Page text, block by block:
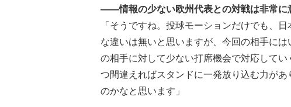
――情報の少ない欧州代表との対戦は非常に
「そうですね。投球モーションだけでも、
な違いは無いと思いますが、今回の相手に
の相手に対して少ない打席機会で対応して
つ間違えればスタンドに一発放り込む力が
のかなと思います」